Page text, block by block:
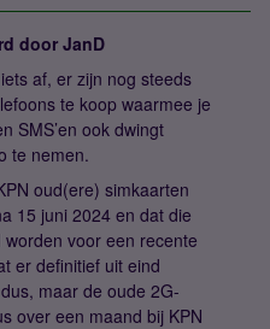
door JanD
af, er zijn nog steeds
te koop waarmee je
SMS’en ook dwingt
te nemen.
oud(ere) simkaarten
15 juni 2024 en dat die
voor een recente
er definitief uit eind
maar de oude 2G-
over een maand bij KPN